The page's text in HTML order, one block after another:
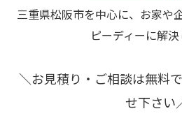
三重県松阪市を中心に、お家や
ピーディーに解決
＼お見積り・ご相談は無料
せ下さい